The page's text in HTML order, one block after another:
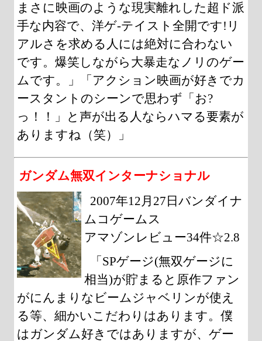
まさに映画のような現実離れした超ド派
手な内容で、洋ゲ-テイスト全開です!リ
アルさを求める人には絶対に合わない
です。爆笑しながら大暴走なノリのゲー
ムです。」「アクション映画が好きでカ
ースタントのシーンで思わず「お?
っ！！」と声が出る人ならハマる要素が
ありますね（笑）」
ガンダム無双インターナショナル
2007年12月27日バンダイナ
ムコゲームス
アマゾンレビュー34件☆2.8
「SPゲージ(無双ゲージに
相当)が貯まると原作ファン
がにんまりなビームジャベリンが使え
る等、細かいこだわりはあります。僕
はガンダム好きではありますが、ゲー